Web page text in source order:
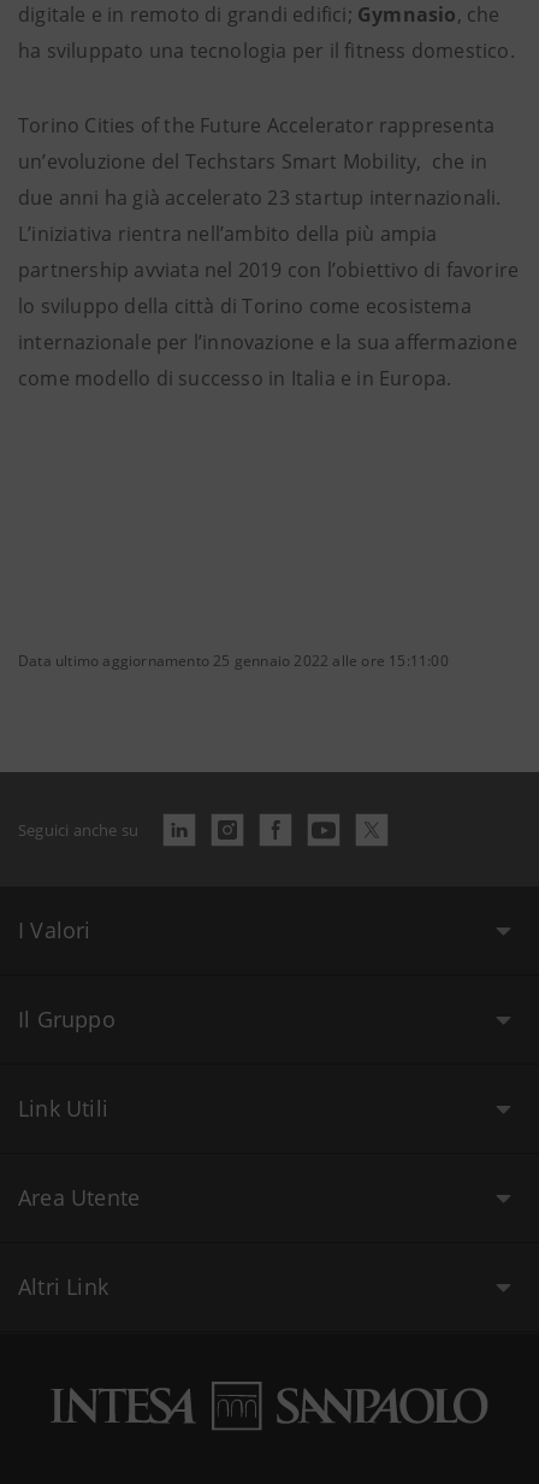
digitale e in remoto di grandi edifici; Gymnasio, che
ha sviluppato una tecnologia per il fitness domestico.
Torino Cities of the Future Accelerator rappresenta
un’evoluzione del Techstars Smart Mobility, che in
due anni ha già accelerato 23 startup internazionali.
L’iniziativa rientra nell’ambito della più ampia
partnership avviata nel 2019 con l’obiettivo di favorire
lo sviluppo della città di Torino come ecosistema
internazionale per l’innovazione e la sua affermazione
come modello di successo in Italia e in Europa.
Data ultimo aggiornamento 25 gennaio 2022 alle ore 15:11:00
Seguici anche su
I Valori
Il Gruppo
Link Utili
Area Utente
Altri Link